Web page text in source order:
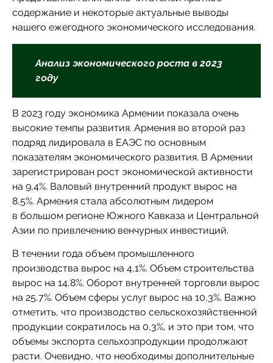
содержание и некоторые актуальные выводы
нашего ежегодного экономического исследования.
Анализ экономического роста в 2023
году
В 2023 году экономика Армении показала очень
высокие темпы развития. Армения во второй раз
подряд лидировала в ЕАЭС по основным
показателям экономического развития. В Армении
зарегистрирован рост экономической активности
на 9,4%. Валовый внутренний продукт вырос на
8,5%. Армения стала абсолютным лидером
в большом регионе Южного Кавказа и Центральной
Азии по привлечению венчурных инвестиций.
В течении года объем промышленного
производства вырос на 4,1%. Объем строительства
вырос на 14,8%. Оборот внутренней торговли вырос
на 25,7%. Объем сферы услуг вырос на 10,3%. Важно
отметить, что производство сельскохозяйственной
продукции сократилось на 0,3%, и это при том, что
объемы экспорта сельхозпродукции продолжают
расти. Очевидно, что необходимы дополнительные